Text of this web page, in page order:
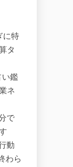
に特
タ
い鑑
ネ
で
動
わら